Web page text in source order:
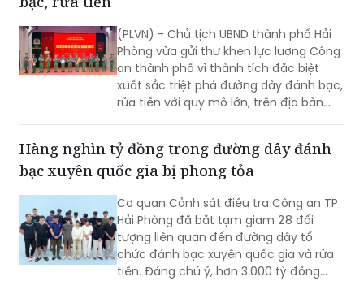
(PLVN) - Chủ tịch UBND thành phố Hải
Phòng vừa gửi thư khen lực lượng Công
an thành phố vì thành tích đặc biệt
xuất sắc triệt phá đường dây đánh bạc,
rửa tiền với quy mô lớn, trên địa bàn
Hàng nghìn tỷ đồng trong đường dây đánh
bạc xuyên quốc gia bị phong tỏa
Cơ quan Cảnh sát điều tra Công an TP
Hải Phòng đã bắt tạm giam 28 đối
tượng liên quan đến đường dây tổ
chức đánh bạc xuyên quốc gia và rửa
tiền. Đáng chú ý, hơn 3.000 tỷ đồng